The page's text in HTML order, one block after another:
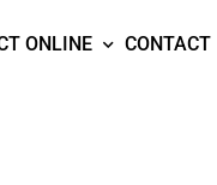
ONLINE CONTACT